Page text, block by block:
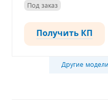
Под заказ
Получить КП
Другие